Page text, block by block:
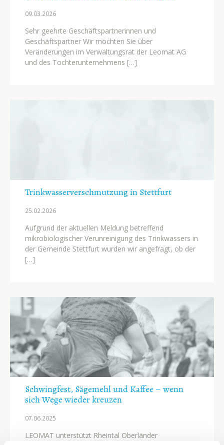
09.03.2026
Sehr geehrte Geschäftspartnerinnen und
Geschäftspartner Wir möchten Sie über
Veränderungen im Verwaltungsrat der Leomat AG
und des Tochterunternehmens […]
Trinkwasserverschmutzung in Stettfurt
25.02.2026
Aufgrund der aktuellen Meldung betreffend
mikrobiologischer Verunreinigung des Trinkwassers in
der Gemeinde Stettfurt wurden wir angefragt, ob der
[…]
Schwingfest, Sägemehl und Kaffee – wenn
sich Wege wieder kreuzen
07.06.2025
LEOMAT unterstützt Rheintal Oberländer